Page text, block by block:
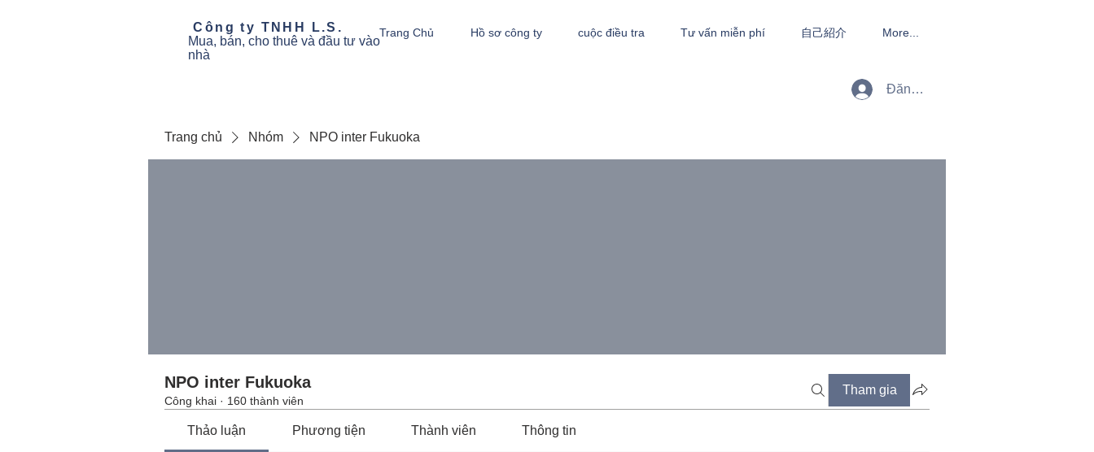
​ Công ty TNHH L.S.
Mua, bán, cho thuê và đầu tư vào
nhà
Trang Chủ Hồ sơ công ty cuộc điều tra Tư vấn miễn phí 自己紹介 More...
Đăng nhập
Trang chủ Nhóm NPO inter Fukuoka
NPO inter Fukuoka
Công khai · 160 thành viên
Tham gia
Thảo luận Phương tiện Thành viên Thông tin